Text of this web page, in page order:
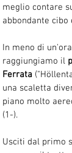
meglio contare
abbondante cibo
In meno di
raggiungiamo il
Ferrata
una scaletta
piano molto
(1-).
Usciti dal primo